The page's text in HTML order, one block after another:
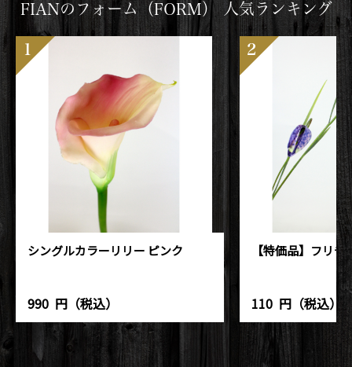
FIANのフォーム（FORM） 人気ランキング
1
シングルカラーリリー ピンク
990 円（税込）
2
【特価品】フリ
110 円（税込）